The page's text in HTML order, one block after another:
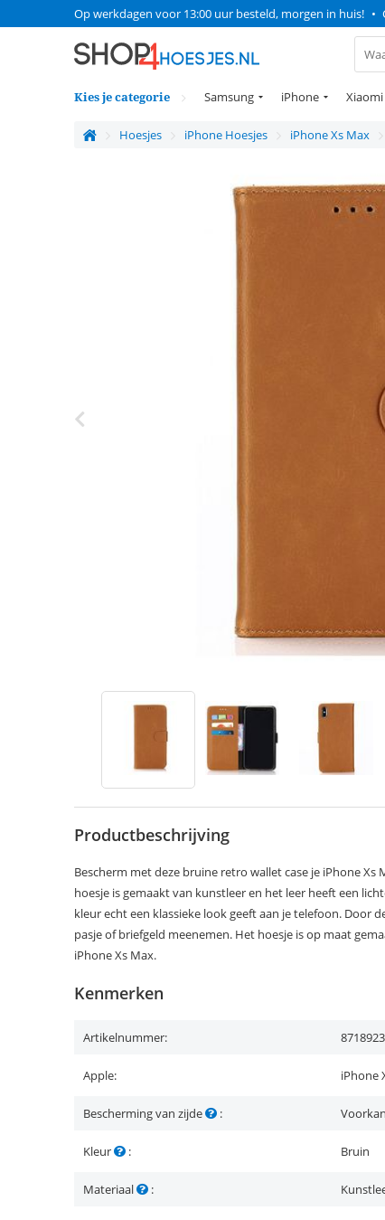
Op werkdagen voor 13:00 uur besteld, morgen in huis! •
Kies je categorie Samsung iPhone Xiaomi
Hoesjes iPhone Hoesjes iPhone Xs Max
Productbeschrijving
Bescherm met deze bruine retro wallet case je iPhone
hoesje is gemaakt van kunstleer en het leer heeft een
kleur echt een klassieke look geeft aan je telefoon. Door
pasje of briefgeld meenemen. Het hoesje is op maat
iPhone Xs Max.
Kenmerken
Artikelnummer:
Apple: iPhone
Bescherming van zijde :
Kleur : Bruin
Materiaal :